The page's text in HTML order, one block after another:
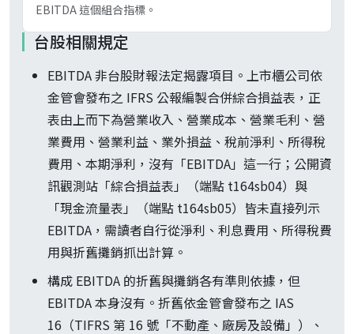
EBITDA 這個組合指標。
台股相關規定
EBITDA 非台股財報法定揭露項目。上市櫃公司依
金管會發布之 IFRS 公報編製合併綜合損益表，正
表由上而下為營業收入、營業成本、營業毛利、營
業費用、營業利益、業外損益、稅前淨利、所得稅
費用、本期淨利，沒有「EBITDA」這一行；公開資
訊觀測站「綜合損益表」（端點 t164sb04）與
「現金流量表」（端點 t164sb05）皆未直接列示
EBITDA，需讀者自行從淨利、利息費用、所得稅費
用與折舊攤銷抓出計算。
構成 EBITDA 的折舊與攤銷各有準則依據，但
EBITDA 本身沒有。折舊依金管會發布之 IAS
16（TIFRS 第 16 號「不動產、廠房及設備」）、